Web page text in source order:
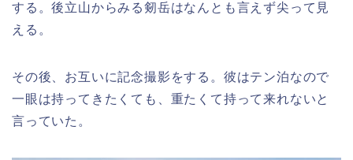
する。後立山からみる剱岳はなんとも言えず尖って見
える。
その後、お互いに記念撮影をする。彼はテン泊なので
一眼は持ってきたくても、重たくて持って来れないと
言っていた。